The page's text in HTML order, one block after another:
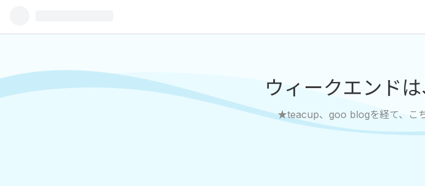
ウィークエンド
★teacup、goo blogを経て、こ